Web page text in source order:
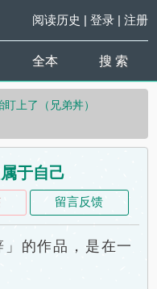
阅读历史 | 登录| 注册
全本 搜 索
上了（兄弟丼）
于自己
留言反馈
的作品，是在一